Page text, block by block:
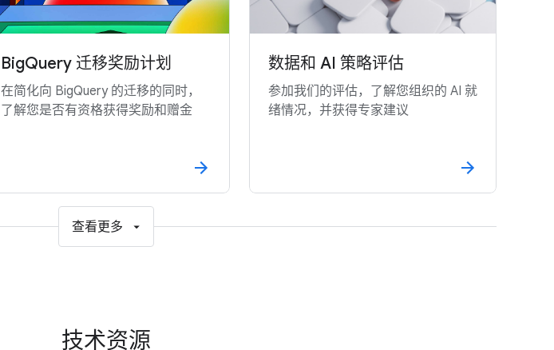
BigQuery 迁移奖励计划
在简化向 BigQuery 的迁移的同时，
了解您是否有资格获得奖励和赠金
数据和 AI 策略评估
参加我们的评估，了解您组织的 AI 就
绪情况，并获得专家建议
查看更多
技术资源